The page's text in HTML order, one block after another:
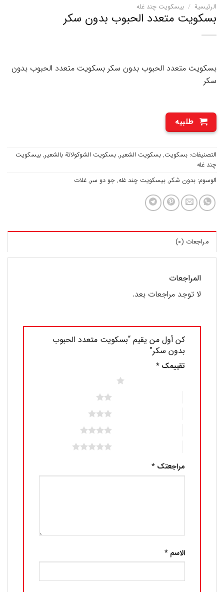
الرئيسية / بیسکویت چند غله
بسكويت متعدد الحبوب بدون سكر
بسكويت متعدد الحبوب بدون سكر بسكويت متعدد الحبوب بدون
سكر
طلبيه
التصنيفات: بسكويت, بسكويت الشعير, بسكويت الشوكولاتة بالشعير, بیسکویت
چند غله
الوسوم: بدون شکر, بیسکویت چند غله, جو دو سر, غلات
مراجعات (0)
المراجعات
لا توجد مراجعات بعد.
كن أول من يقيم “بسكويت متعدد الحبوب
بدون سكر”
تقييمك *
مراجعتك *
الاسم *